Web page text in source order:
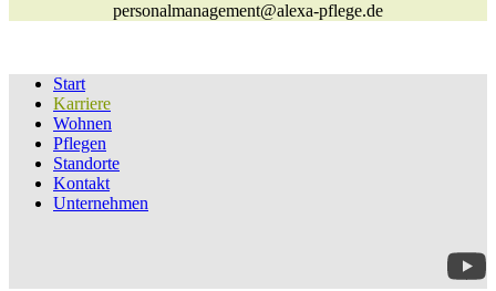
personalmanagement@alexa-pflege.de
Start
Karriere
Wohnen
Pflegen
Standorte
Kontakt
Unternehmen